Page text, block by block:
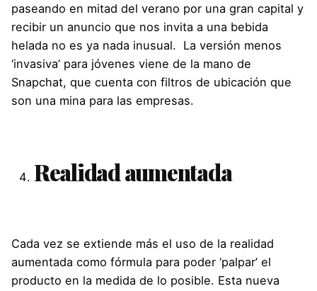
paseando en mitad del verano por una gran capital y
recibir un anuncio que nos invita a una bebida
helada no es ya nada inusual. La versión menos
‘invasiva’ para jóvenes viene de la mano de
Snapchat, que cuenta con filtros de ubicación que
son una mina para las empresas.
Realidad aumentada
Cada vez se extiende más el uso de la realidad
aumentada como fórmula para poder ‘palpar’ el
producto en la medida de lo posible. Esta nueva